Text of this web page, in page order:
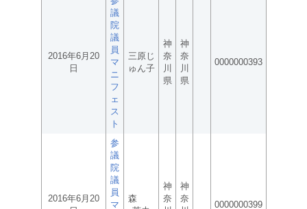
2016年6月20
日
議
院
議
員
マ
ニ
フ
ェ
ス
ト
三原じ
ゅん子
神
奈
川
県
神
奈
川
県
0000000393
2016年6月20
参
議
院
議
員
マ
森
神
奈
神
奈
0000000399